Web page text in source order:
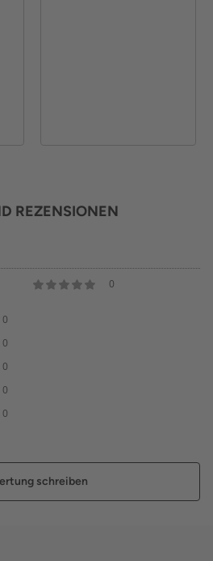
REZENSIONEN
0
0
0
0
0
0
schreiben